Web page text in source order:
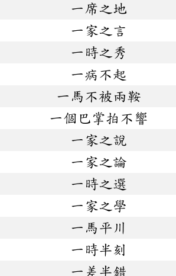
一席之地
一家之言
一時之秀
一病不起
一馬不被兩鞍
一個巴掌拍不響
一家之說
一家之論
一時之選
一家之學
一馬平川
一時半刻
一差半錯